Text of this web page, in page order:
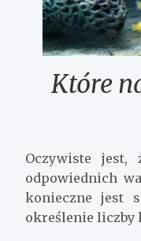
Które
Oczywiste
odpowiednich
konieczne jest
określenie